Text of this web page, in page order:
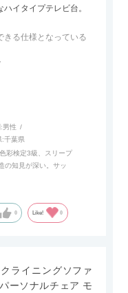
イタイプテレビ台。
きる仕様となっている
イドテーブルや収納
棚板がついているの
家具やリビングでの
ています。
いるので開閉時のス
ご利用いただけるの
男性
:千葉県
彩検定3級、スリープ
の知見が深い。サッ
0 Like! 0
ライニングソファ
ーソナルチェア モ